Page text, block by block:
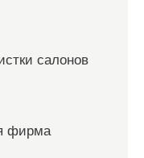
салонов
фирма